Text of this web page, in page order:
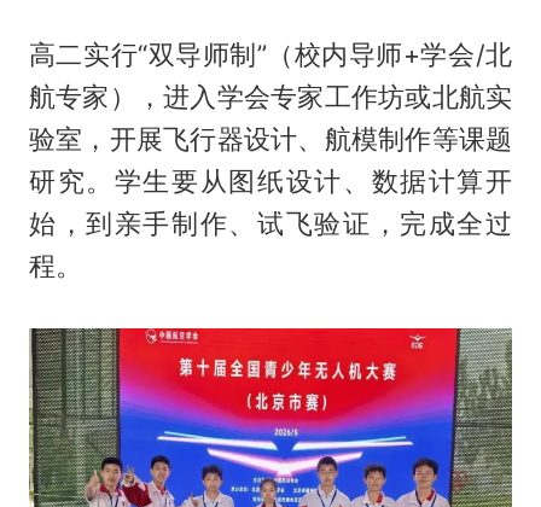
高二实行“双导师制”（校内导师+学会/北
航专家），进入学会专家工作坊或北航实
验室，开展飞行器设计、航模制作等课题
研究。学生要从图纸设计、数据计算开
始，到亲手制作、试飞验证，完成全过
程。